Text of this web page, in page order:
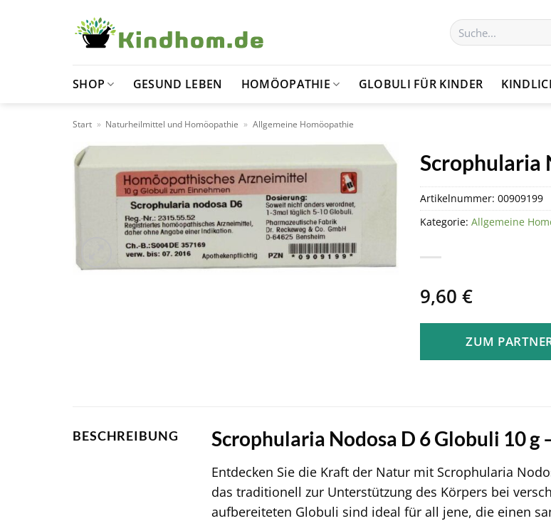
Suchen
nach:
SHOP GESUND LEBEN HOMÖOPATHIE GLOBULI FÜR KINDER
Start » Naturheilmittel und Homöopathie » Allgemeine Homöopathie
Scrophularia
9,60 €
ZUM
Artikelnummer: 00909199
Kategorie: Allgemeine
BESCHREIBUNG Scrophularia Nodosa D 6 Globuli 10
Entdecken Sie die Kraft der Natur mit Scrophularia
das traditionell zur Unterstützung des Körpers bei
aufbereiteten Globuli sind ideal für all jene, die einen